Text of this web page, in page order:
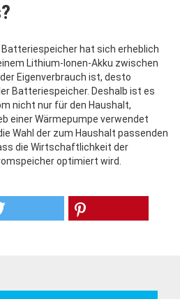
Batteriespeicher hat sich erheblich
Lithium-Ionen-Akku zwischen
Eigenverbrauch ist, desto
Batteriespeicher. Deshalb ist es
nicht nur für den Haushalt,
einer Wärmepumpe verwendet
Wahl der zum Haushalt passenden
die Wirtschaftlichkeit der
optimiert wird.